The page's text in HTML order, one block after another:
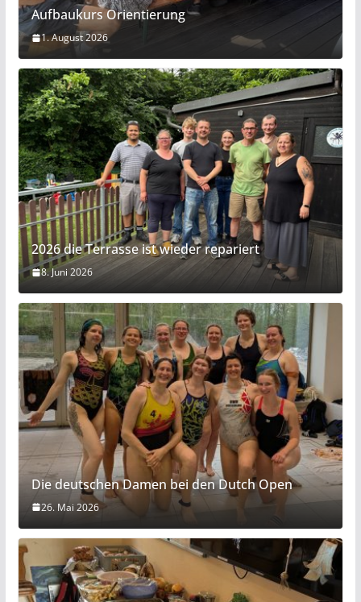
Aufbaukurs Orientierung
1. August 2026
2026 die Terrasse ist wieder repariert
8. Juni 2026
Die deutschen Damen bei den Dutch Open
26. Mai 2026